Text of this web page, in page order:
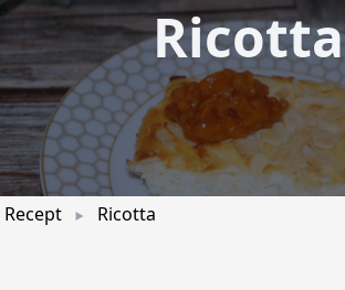
Ricotta
Recept Ricotta